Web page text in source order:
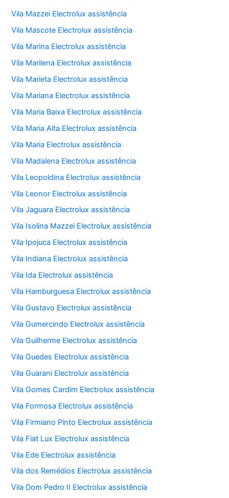
Vila Mazzei Electrolux assistência
Vila Mascote Electrolux assistência
Vila Marina Electrolux assistência
Vila Marilena Electrolux assistência
Vila Marieta Electrolux assistência
Vila Mariana Electrolux assistência
Vila Maria Baixa Electrolux assistência
Vila Maria Alta Electrolux assistência
Vila Maria Electrolux assistência
Vila Madalena Electrolux assistência
Vila Leopoldina Electrolux assistência
Vila Leonor Electrolux assistência
Vila Jaguara Electrolux assistência
Vila Isolina Mazzei Electrolux assistência
Vila Ipojuca Electrolux assistência
Vila Indiana Electrolux assistência
Vila Ida Electrolux assistência
Vila Hamburguesa Electrolux assistência
Vila Gustavo Electrolux assistência
Vila Gumercindo Electrolux assistência
Vila Guilherme Electrolux assistência
Vila Guedes Electrolux assistência
Vila Guarani Electrolux assistência
Vila Gomes Cardim Electrolux assistência
Vila Formosa Electrolux assistência
Vila Firmiano Pinto Electrolux assistência
Vila Fiat Lux Electrolux assistência
Vila Ede Electrolux assistência
Vila dos Remédios Electrolux assistência
Vila Dom Pedro II Electrolux assistência